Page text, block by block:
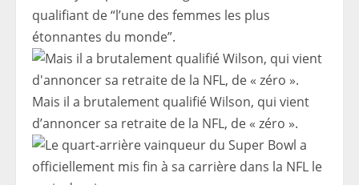
qualifiant de “l’une des femmes les plus
étonnantes du monde”.
Mais il a brutalement qualifié Wilson, qui vient
d’annoncer sa retraite de la NFL, de « zéro ».